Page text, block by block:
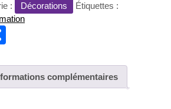
: Décorations
Étiquettes :
ta
g
complémentaires